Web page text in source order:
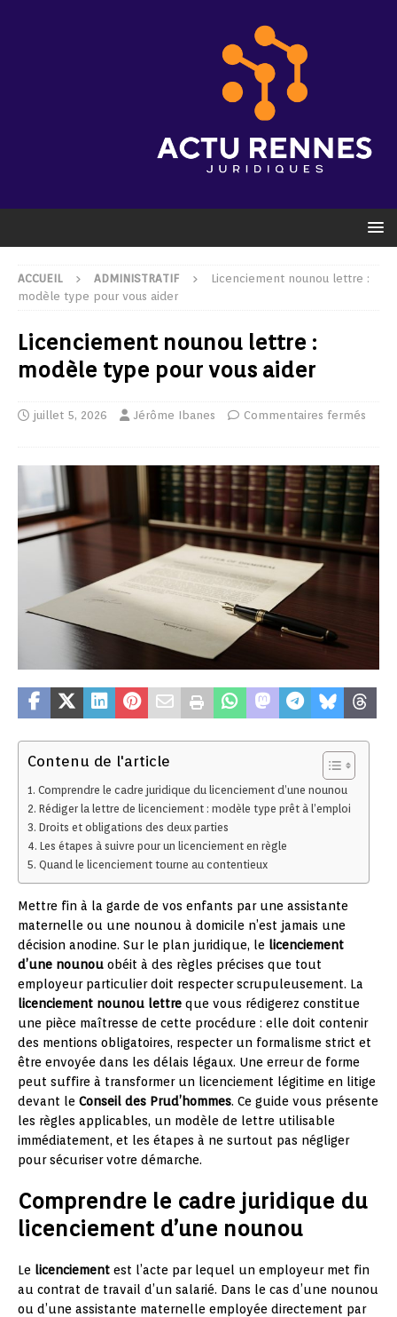
ACCUEIL ADMINISTRATIF
Licenciement nounou lettre :
modèle type pour vous aider
Licenciement nounou lettre :
modèle type pour vous aider
juillet 5, 2026 Jérôme Ibanes Commentaires fermés
Contenu de l'article
Comprendre le cadre juridique du licenciement d’une nounou
Rédiger la lettre de licenciement : modèle type prêt à l’emploi
Droits et obligations des deux parties
Les étapes à suivre pour un licenciement en règle
Quand le licenciement tourne au contentieux
Mettre fin à la garde de vos enfants par une assistante
maternelle ou une nounou à domicile n’est jamais une
décision anodine. Sur le plan juridique, le licenciement
d’une nounou obéit à des règles précises que tout
employeur particulier doit respecter scrupuleusement. La
licenciement nounou lettre que vous rédigerez constitue
une pièce maîtresse de cette procédure : elle doit contenir
des mentions obligatoires, respecter un formalisme strict et
être envoyée dans les délais légaux. Une erreur de forme
peut suffire à transformer un licenciement légitime en litige
devant le Conseil des Prud’hommes. Ce guide vous présente
les règles applicables, un modèle de lettre utilisable
immédiatement, et les étapes à ne surtout pas négliger
pour sécuriser votre démarche.
Comprendre le cadre juridique du
licenciement d’une nounou
Le licenciement est l’acte par lequel un employeur met fin
au contrat de travail d’un salarié. Dans le cas d’une nounou
ou d’une assistante maternelle employée directement par